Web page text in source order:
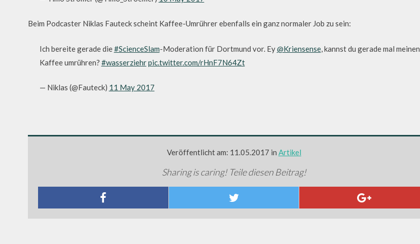
Beim Podcaster Niklas Fauteck scheint Kaffee-Umrührer ebenfalls ein ganz normaler Job zu sein:
Ich bereite gerade die#ScienceSlam-Moderation für Dortmund vor. Ey@Kriensense, kannst du gerade mal meinen
Kaffee umrühren? #wasserziehrpic.twitter.com/rHnF7N64Zt
— Niklas (@Fauteck) 11 May 2017
Veröffentlicht am: 11.05.2017 in Artikel
Sharing is caring! Teile diesen Beitrag!